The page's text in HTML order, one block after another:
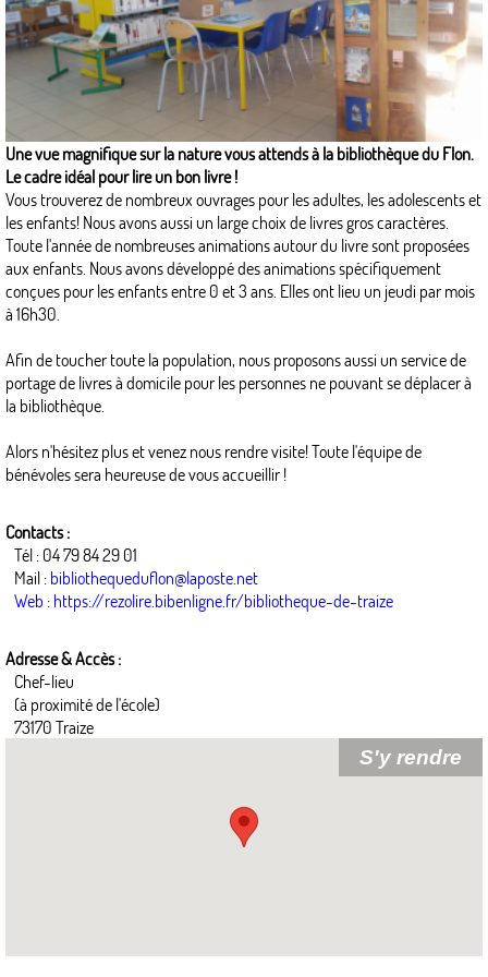
Une vue magnifique sur la nature vous attends à la bibliothèque du Flon.
Le cadre idéal pour lire un bon livre !
Vous trouverez de nombreux ouvrages pour les adultes, les adolescents et
les enfants! Nous avons aussi un large choix de livres gros caractères.
Toute l'année de nombreuses animations autour du livre sont proposées
aux enfants. Nous avons développé des animations spécifiquement
conçues pour les enfants entre 0 et 3 ans. Elles ont lieu un jeudi par mois
à 16h30.
Afin de toucher toute la population, nous proposons aussi un service de
portage de livres à domicile pour les personnes ne pouvant se déplacer à
la bibliothèque.
Alors n'hésitez plus et venez nous rendre visite! Toute l'équipe de
bénévoles sera heureuse de vous accueillir !
Contacts :
Tél : 04 79 84 29 01
Mail :bibliothequeduflon@laposte.net
Web : https://rezolire.bibenligne.fr/bibliotheque-de-traize
Adresse & Accès :
Chef-lieu
(à proximité de l'école)
73170 Traize